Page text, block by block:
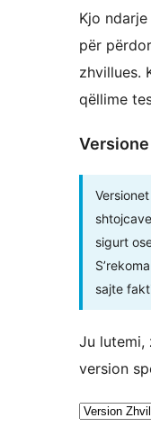
Kjo
për
zhvillues.
qëllime
sigurt
sajte
Ju lutemi,
version